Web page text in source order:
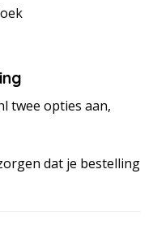
twee opties aan,
dat je bestelling